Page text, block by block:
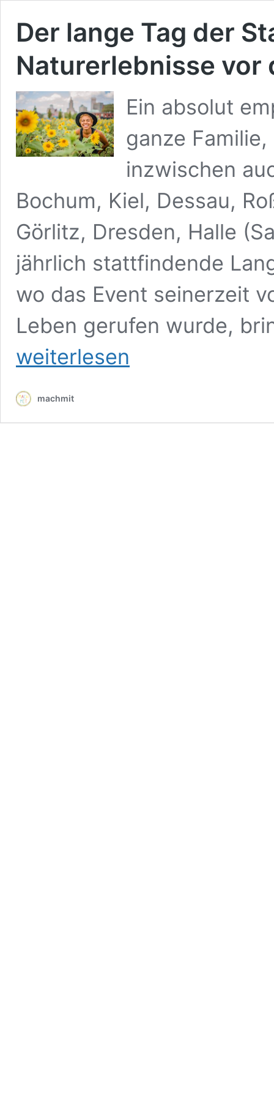
Der lange Tag der
Naturerlebnisse vor
Ein absolut
ganze
inzwischen
Bochum, Kiel, Dessau,
Görlitz, Dresden, Halle
jährlich stattfindende
wo das Event seinerzeit
Leben gerufen wurde,
weiterlesen
machmit